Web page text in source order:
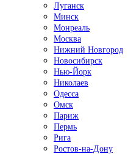
Луганск
Минск
Монреаль
Москва
Нижний Новгород
Новосибирск
Нью-Йорк
Николаев
Одесса
Омск
Париж
Пермь
Рига
Ростов-на-Дону